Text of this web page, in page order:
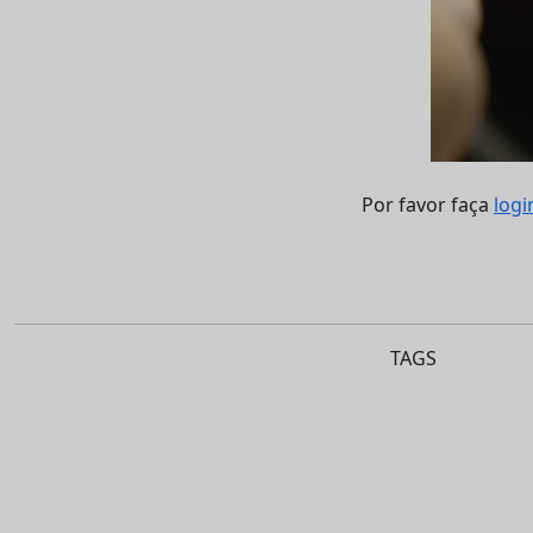
Por favor faça
TAGS